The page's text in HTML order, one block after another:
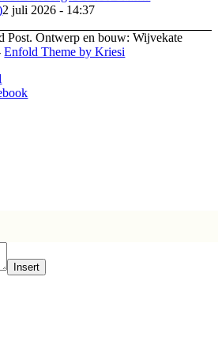
2 juli 2026 - 14:37
Post. Ontwerp en bouw: Wijvekate
Enfold Theme by Kriesi
Insert